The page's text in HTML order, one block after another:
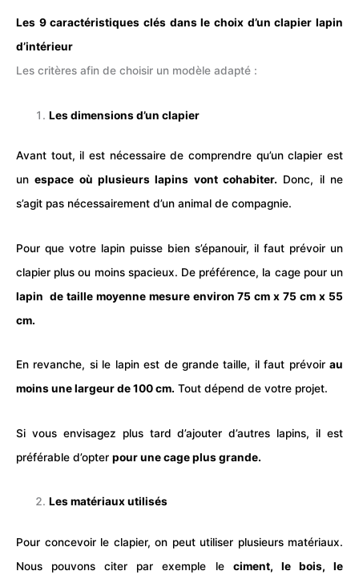
Les 9 caractéristiques clés dans le choix d’un clapier lapin
d’intérieur
Les critères afin de choisir un modèle adapté :
Les dimensions d’un clapier
Avant tout, il est nécessaire de comprendre qu’un clapier est
unespace où plusieurslapins vont cohabiter. Donc, il ne
s’agit pas nécessairement d’un animal de compagnie.
Pour que votre lapin puisse bien s’épanouir, il faut prévoir un
clapier plus ou moins spacieux. De préférence, la cagepour un
lapin de taille moyenne mesure environ 75 cm x 75 cm x 55
cm.
En revanche, si le lapin est de grande taille, il faut prévoir au
moins une largeur de 100 cm. Tout dépend de votre projet.
Si vous envisagez plus tard d’ajouter d’autres lapins, il est
préférable d’opter pour unecageplus grande.
Les matériaux utilisés
Pour concevoir le clapier, on peut utiliser plusieurs matériaux.
Nous pouvons citer par exemple le ciment, le bois, le